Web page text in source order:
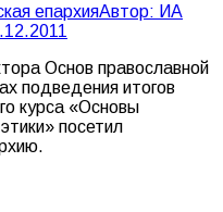
епархияАвтор: ИА
Основ православной
подведения итогов
курса «Основы
посетил